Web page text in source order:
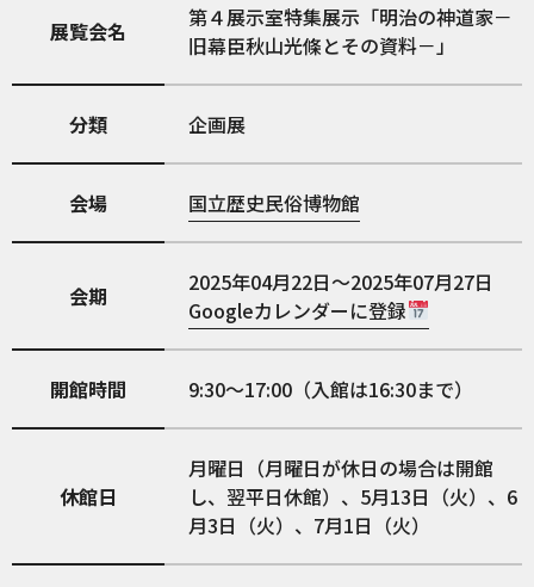
展覧会名
第４展示室特集展示「明治の神道家－
旧幕臣秋山光條とその資料－」
分類 企画展
会場 国立歴史民俗博物館
会期
2025年04月22日～2025年07月27日
Googleカレンダーに登録
開館時間 9:30～17:00（入館は16:30まで）
休館日
月曜日（月曜日が休日の場合は開館
し、翌平日休館）、5月13日（火）、6
月3日（火）、7月1日（火）